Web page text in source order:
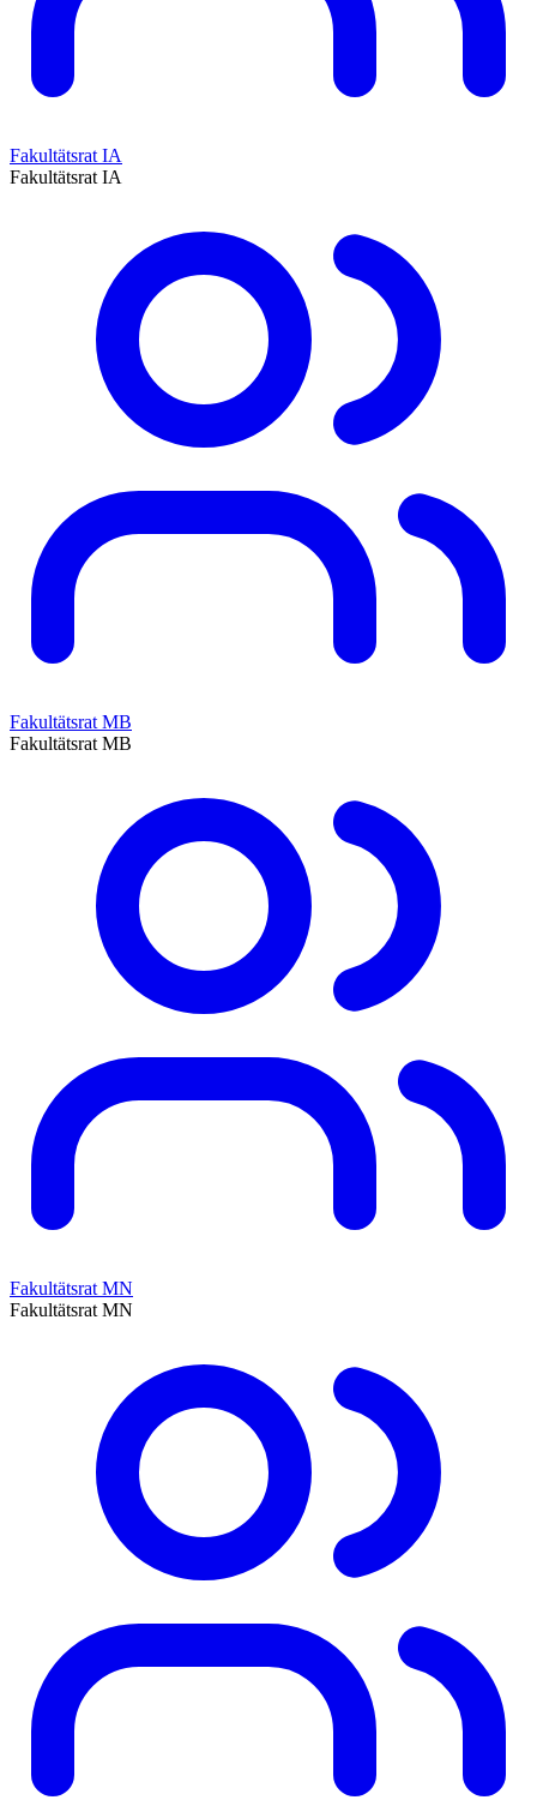
Fakultätsrat IA
Fakultätsrat IA
Fakultätsrat MB
Fakultätsrat MB
Fakultätsrat MN
Fakultätsrat MN